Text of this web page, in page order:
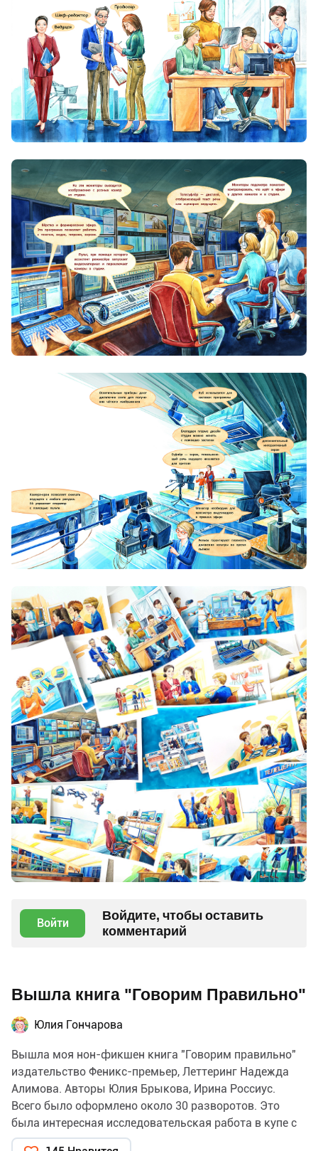
Войти
Войдите, чтобы оставить
комментарий
Вышла книга "Говорим Правильно"
Юлия Гончарова
Вышла моя нон-фикшен книга "Говорим правильно"
издательство Феникс-премьер, Леттеринг Надежда
Алимова. Авторы Юлия Брыкова, Ирина Россиус.
Всего было оформлено около 30 разворотов. Это
была интересная исследовательская работа в купе с
отрисовкой акварелью.